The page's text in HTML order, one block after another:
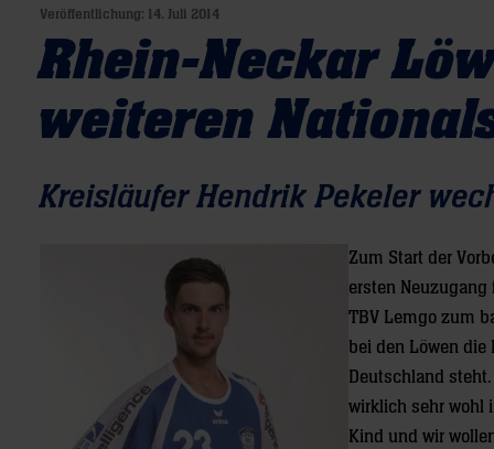
Veröffentlichung: 14. Juli 2014
Rhein-Neckar
weiteren
Kreisläufer Hendrik Pekeler
Zum Start der
ersten
TBV Lemgo zum
bei den Löwen die
Deutschland
wirklich sehr wohl
Kind und wir